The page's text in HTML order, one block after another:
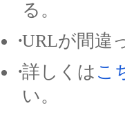
る。
URLが間違
詳しくは こ
い。